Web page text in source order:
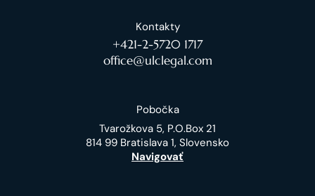
Kontakty
+421-2-5720 1717
office@ulclegal.com
Pobočka
Tvarožkova 5, P.O.Box 21
814 99 Bratislava 1, Slovensko
Navigovať